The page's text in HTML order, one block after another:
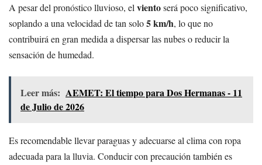
A pesar del pronóstico lluvioso, elvientoserá poco significativo,
soplando a una velocidad de tan solo5 km/h, lo que no
contribuirá en gran medida a dispersar las nubes o reducir la
sensación de humedad.
Leer más: AEMET: El tiempo para Dos Hermanas - 11
de Julio de 2026
Es recomendable llevar paraguas y adecuarse al clima con ropa
adecuada para la lluvia. Conducir con precaución también es